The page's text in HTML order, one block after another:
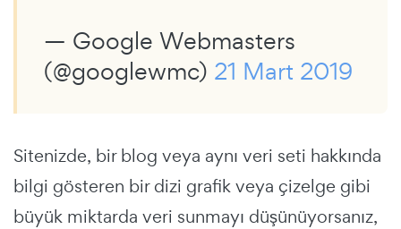
— Google Webmasters
(@googlewmc) 21 Mart 2019
Sitenizde, bir blog veya aynı veri seti hakkında
bilgi gösteren bir dizi grafik veya çizelge gibi
büyük miktarda veri sunmayı düşünüyorsanız,